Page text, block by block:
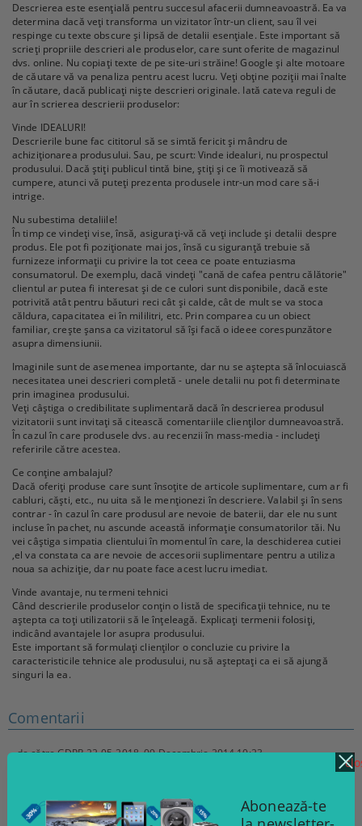
Descrierea este esențială pentru succesul afacerii dumneavoastră. Ea va
determina dacă veți transforma un vizitator într-un client, sau îl vei
respinge cu texte obscure și lipsă de detalii esențiale. Este important să
scrieți propriile descrieri ale produselor, care sunt oferite de magazinul
dvs. online. Nu copiați texte de pe site-uri străine! Google și alte motoare
de căutare vă va penaliza pentru acest lucru. Veți obține poziții mai înalte
în căutare, dacă publicați niște descrieri originale. Iată cateva reguli de
aur în scrierea descrierii produselor:
Vinde IDEALURI!
Descrierile bune fac cititorul să se simtă fericit și mândru de
achiziționarea produsului. Sau, pe scurt: Vinde idealuri, nu prospectul
produsului. Dacă știți publicul tintă bine, știți și ce îi motivează să
cumpere, atunci vă puteți prezenta produsele intr-un mod care să-i
intrige.
Nu subestima detaliile!
În timp ce vindeți vise, însă, asigurați-vă că veți include și detalii despre
produs. Ele pot fi poziționate mai jos, însă cu siguranță trebuie să
furnizeze informații cu privire la tot ceea ce poate entuziasma
consumatorul. De exemplu, dacă vindeți "cană de cafea pentru călătorie"
clientul ar putea fi interesat și de ce culori sunt disponibile, dacă este
potrivită atât pentru băuturi reci cât și calde, cât de mult se va stoca
căldura, capacitatea ei în mililitri, etc. Prin comparea cu un obiect
familiar, crește șansa ca vizitatorul să își facă o ideee corespunzătore
asupra dimensiunii.
Imaginile sunt de asemenea importante, dar nu se aștepta să înlocuiască
necesitatea unei descrieri completă - unele detalii nu pot fi determinate
prin imaginea produsului.
Veți câștiga o credibilitate suplimentară dacă în descrierea produsul
vizitatorii sunt invitați să citească comentariile clienților dumneavoastră.
În cazul în care produsele dvs. au recenzii în mass-media - includeți
referirile către acestea.
Ce conține ambalajul?
Dacă oferiți produse care sunt însoțite de articole suplimentare, cum ar fi
cabluri, căști, etc., nu uita să le menționezi în descriere. Valabil și în sens
contrar - în cazul în care produsul are nevoie de baterii, dar ele nu sunt
incluse în pachet, nu ascunde această informație consumatorilor tăi. Nu
vei câștiga simpatia clientului în momentul în care, la deschiderea cutiei
,el va constata ca are nevoie de accesorii suplimentare pentru a utiliza
noua sa achiziție, dar nu poate face acest lucru imediat.
Vinde avantaje, nu termeni tehnici
Când descrierile produselor conțin o listă de specificații tehnice, nu te
aștepta ca toți utilizatorii să le înțeleagă. Explicați termenii folosiți,
indicând avantajele lor asupra produsului.
Este important să formulați clienților o concluzie cu privire la
caracteristicile tehnice ale produsului, nu să așteptați ca ei să ajungă
singuri la ea.
Comentarii
de cătreGDPR 22-05-2018,09 Decembrie 2014 10:23
de cătreGDPR 22-05-2018,20 Noiembrie 2014 22:44Abonează-te